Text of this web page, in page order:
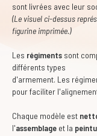
sont livrées avec leur
(Le visuel ci-dessus
figurine imprimée.)
Les régiments sont
différents types
d'armement. Les
pour faciliter
Chaque modèle est
l'assemblage et la